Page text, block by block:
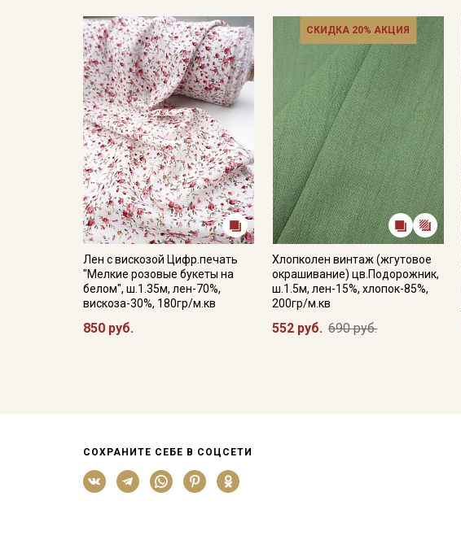
Лен с вискозой Цифр.печать
"Мелкие розовые букеты на
белом", ш.1.35м, лен-70%,
вискоза-30%, 180гр/м.кв
850 руб.
СКИДКА 20% АКЦИЯ
Хлопколен винтаж (жгутовое
окрашивание) цв.Подорожник,
ш.1.5м, лен-15%, хлопок-85%,
200гр/м.кв
552 руб. 690 руб.
СОХРАНИТЕ СЕБЕ В СОЦСЕТИ